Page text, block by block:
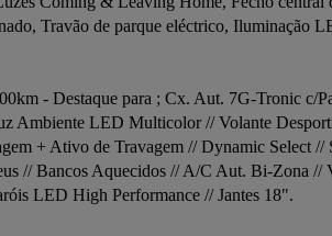
Travão de parque eléctrico, Iluminação
- Destaque para ; Cx. Aut. 7G-Tronic c/
Ambiente LED Multicolor // Volante
+ Ativo de Travagem // Dynamic Select //
// Bancos Aquecidos // A/C Aut. Bi-Zona //
LED High Performance // Jantes 18".